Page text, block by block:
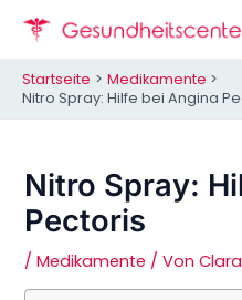
Inhalt
Startseite
Medikamente
Nitro Spray: Hilfe bei Angina
Nitro Spray:
Pectoris
/Medikamente / VonClara